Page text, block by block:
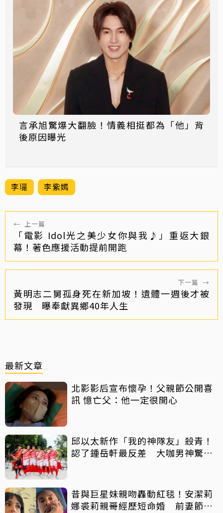
言承旭驚爆大翻臉！情義相挺都為「他」背
後原因曝光
李㼈 李紫嫣
← 上一篇
「電影 Idol光之美少女你與我♪」重返大銀
幕！著色應援活動提前開跑
下一篇 →
黃明志二舅孤身死在新加坡！遺體一週後才被
發現 曝奉獻異鄉40年人生
最新文章
北影影后宣布懷孕！父親節公開喜
訊 憶亡父：他一定很開心
邱以太新作「我的神隊友」殺青！
認了鍾岳軒最反差 大咖男神驚喜
昔與巨星妹親吻轟動紅毯！安潔莉
娜裘莉親哥經歷短命婚 前妻節目